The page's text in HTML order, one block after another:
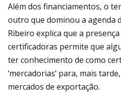
Além dos financiamentos, o
outro que dominou a agenda
Ribeiro explica que a
certificadoras permite que
ter conhecimento de como
‘mercadorias’ para, mais
mercados de exportação.